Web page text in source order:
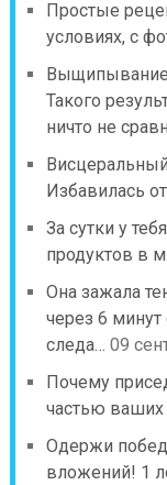
Простые
условиях, с
Выщипывание
Такого
ничто не
Избавилась
За сутки у
продуктов в
Она зажала
через 6 минут
следа… 09
Почему
частью ваших
Одержи
вложений! 1